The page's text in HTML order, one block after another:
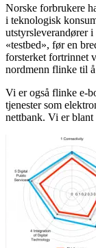
Norske forbrukere
i teknologisk
utstyrsleverandører
«testbed», før en
forsterket fortrinnet
nordmenn flinke til
Vi er også flinke e-
tjenester som
nettbank. Vi er blant